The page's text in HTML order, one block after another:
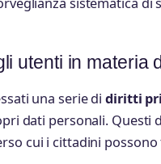
utenti in materia
una serie didiritti
dati personali. Questi
cui i cittadini